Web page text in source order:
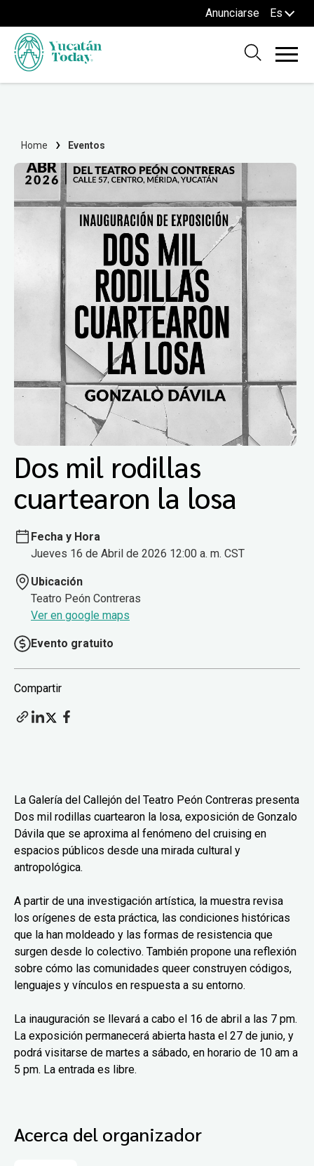
Anunciarse Es
Home Eventos
Dos mil rodillas
cuartearon la losa
Fecha y Hora
Jueves 16 de Abril de 2026 12:00 a. m. CST
Ubicación
Teatro Peón Contreras
Ver en google maps
Evento gratuito
Compartir
La Galería del Callejón del Teatro Peón Contreras presenta
Dos mil rodillas cuartearon la losa, exposición de Gonzalo
Dávila que se aproxima al fenómeno del cruising en
espacios públicos desde una mirada cultural y
antropológica.
A partir de una investigación artística, la muestra revisa
los orígenes de esta práctica, las condiciones históricas
que la han moldeado y las formas de resistencia que
surgen desde lo colectivo. También propone una reflexión
sobre cómo las comunidades queer construyen códigos,
lenguajes y vínculos en respuesta a su entorno.
La inauguración se llevará a cabo el 16 de abril a las 7 pm.
La exposición permanecerá abierta hasta el 27 de junio, y
podrá visitarse de martes a sábado, en horario de 10 am a
5 pm. La entrada es libre.
Acerca del organizador